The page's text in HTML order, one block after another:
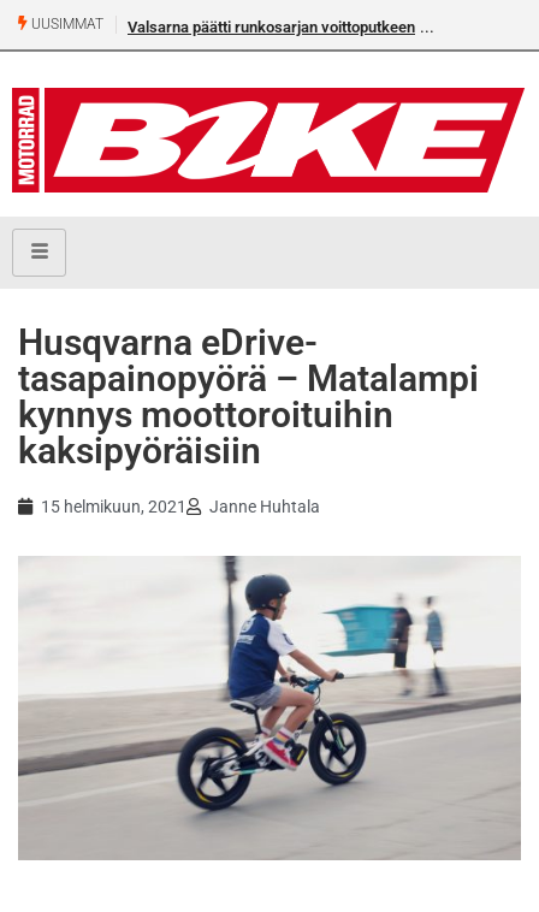
UUSIMMAT Valsarna päätti runkosarjan voittoputkeen
Husqvarna eDrive-
tasapainopyörä – Matalampi
kynnys moottoroituihin
kaksipyöräisiin
15 helmikuun, 2021 Janne Huhtala